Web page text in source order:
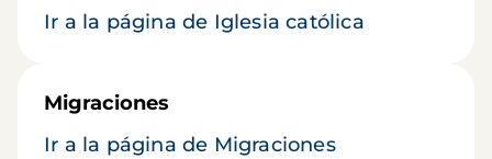
Ir a la página de Iglesia católica
Migraciones
Ir a la página de Migraciones